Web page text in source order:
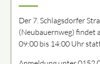
Der 7. Schlagsdorfer
(Neubauernweg) findet
09:00 bis 14:00 Uhr